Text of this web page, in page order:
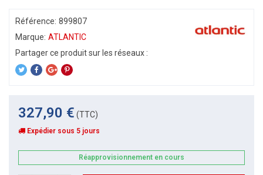
Référence: 899807
Marque: ATLANTIC
327,90 € (TTC)
Expédier sous 5 jours
Réapprovisionnement en cours